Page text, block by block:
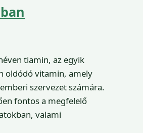
tiamin, az egyik
oldódó vitamin, amely
szervezet számára.
fontos a megfelelő
valami